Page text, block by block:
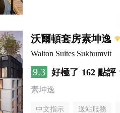
沃爾頓套房素坤逸
Walton Suites Sukhumvit
9.3 好極了 162 點評
素坤逸
中文指示 送站服務